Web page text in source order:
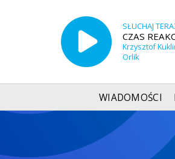
SŁUCHAJ
CZAS
Krzysztof
Orlik
WIADOMOŚCI